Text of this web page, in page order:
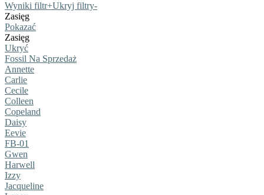
Wyniki filtr+Ukryj filtry-
Zasięg
Pokazać
Zasięg
Ukryć
Fossil Na Sprzedaż
Annette
Carlie
Cecile
Colleen
Copeland
Daisy
Eevie
FB-01
Gwen
Harwell
Izzy
Jacqueline